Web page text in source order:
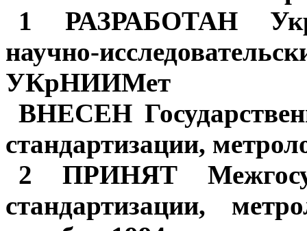
1 РАЗРАБОТАН
научно-
УКрНИИМет
ВНЕСЕН
стандартизации,
2 ПРИНЯТ
стандартизации,